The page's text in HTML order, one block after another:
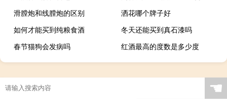
滑膛炮和线膛炮的区别
洒花哪个牌子好
如何才能买到纯粮食酒
冬天还能买到真石漆吗
春节猫狗会发病吗
红酒最高的度数是多少度
☚